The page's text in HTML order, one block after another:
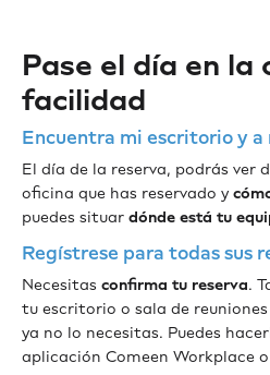
Pase el día en la
facilidad
Encuentra mi escritorio y a
El día de la reserva, podrás ver
oficina que has reservado y
puedes situar dónde está tu
Regístrese para todas sus
Necesitas confirma tu reserva.
tu escritorio o sala de
ya no lo necesitas. Puedes
aplicación Comeen Workplace o